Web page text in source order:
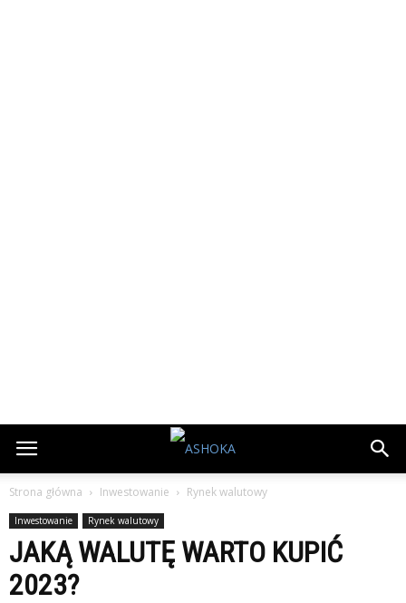
Strona główna Inwestowanie Rynek walutowy
Inwestowanie Rynek walutowy
JAKĄ WALUTĘ WARTO KUPIĆ
2023?